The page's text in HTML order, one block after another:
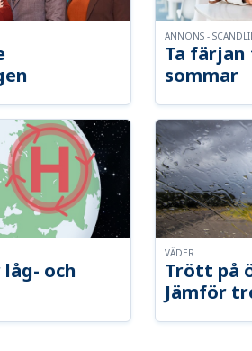
Ta
sommar
ANNONS -
och
Trött på
Jämför
VÄDER